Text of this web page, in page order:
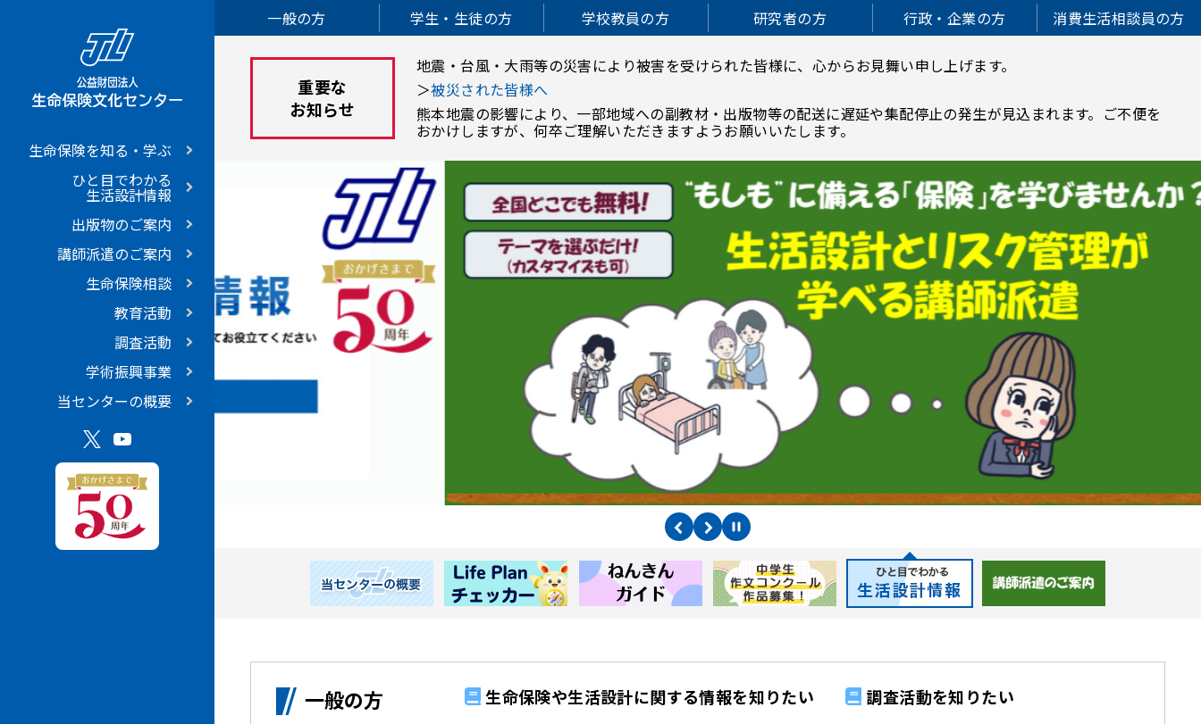
一般の方 学生・生徒の方 学校教員の方 研究者の方 行政・企業の方 消費生活相談員の方
生命保険を知る・学ぶ
ひと目でわかる
生活設計情報
出版物のご案内
講師派遣のご案内
生命保険相談
教育活動
調査活動
学術振興事業
当センターの概要
重要な
お知らせ
地震・台風・大雨等の災害により被害を受けられた皆様に、心からお見舞い申し上げます。
＞被災された皆様へ
熊本地震の影響により、一部地域への副教材・出版物等の配送に遅延や集配停止の発生が見込まれます。ご不便を
おかけしますが、何卒ご理解いただきますようお願いいたします。
一般の方 生命保険や生活設計に関する情報を知りたい 調査活動を知りたい